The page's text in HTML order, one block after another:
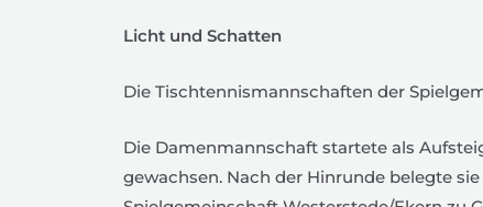
Licht und Schatten
Die Tischtennismannschaften der
Die Damenmannschaft startete als
gewachsen. Nach der Hinrunde belegte